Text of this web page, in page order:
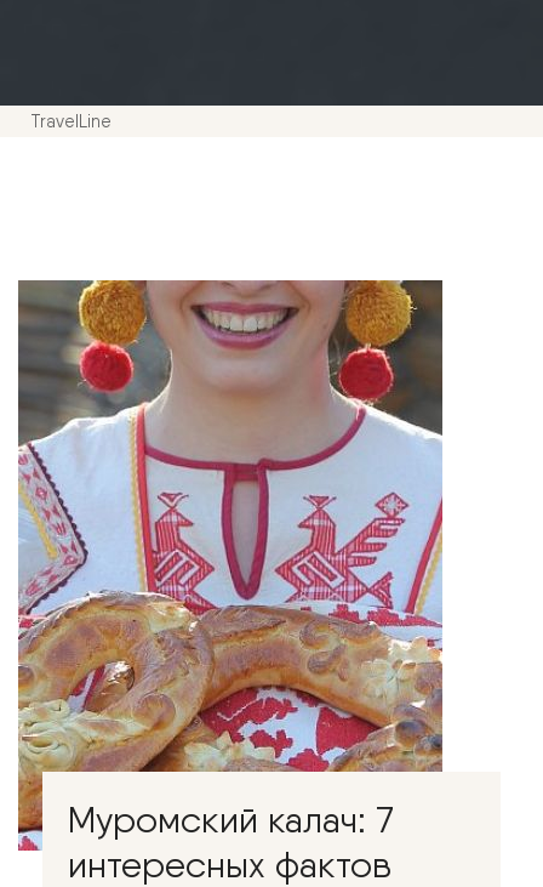
TravelLine
Муромский калач: 7
интересных фактов